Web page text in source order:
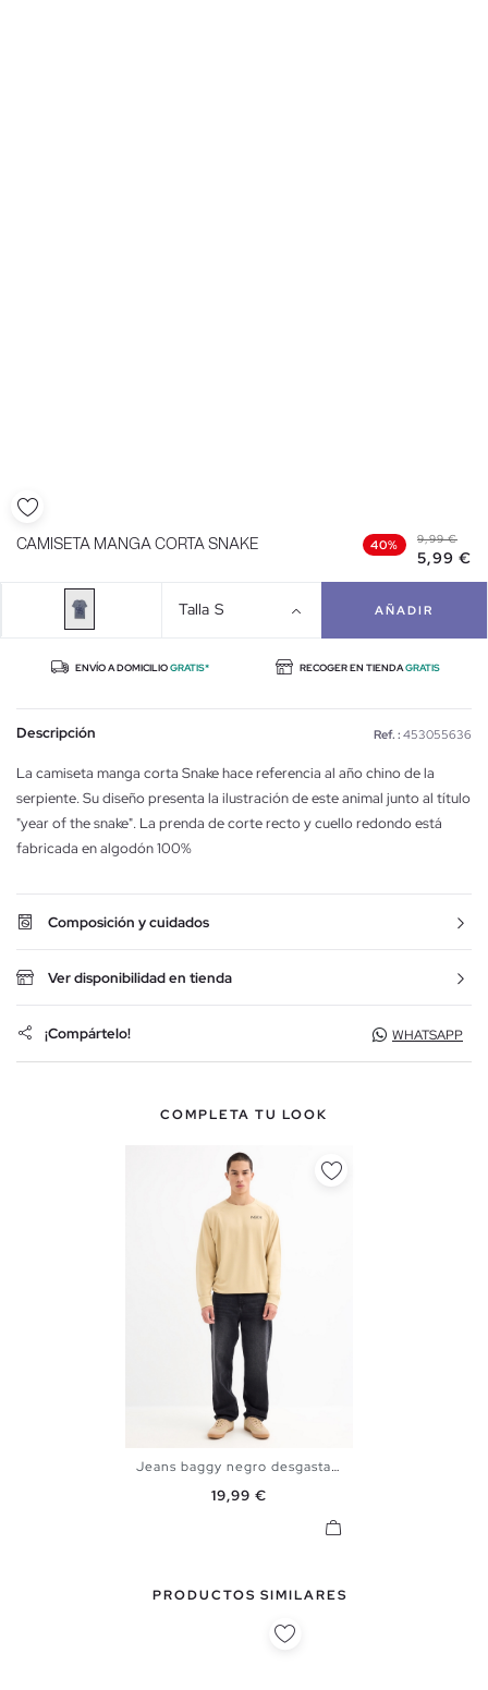
CAMISETA MANGA CORTA SNAKE 40% 9,99 €
5,99 €
Talla S AÑADIR
ENVÍO A DOMICILIOGRATIS* RECOGER EN TIENDAGRATIS
Descripción Ref. : 453055636
La camiseta manga corta Snake hace referencia al año chino de la
serpiente. Su diseño presenta la ilustración de este animal junto al título
"year of the snake". La prenda de corte recto y cuello redondo está
fabricada en algodón 100%
Composición y cuidados
Ver disponibilidad en tienda
¡Compártelo! WHATSAPP
COMPLETA TU LOOK
40 42 44
Jeans baggy negro desgastados
Precio
19,99 €
PRODUCTOS SIMILARES